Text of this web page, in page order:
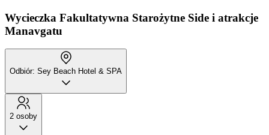
Wycieczka Fakultatywna Starożytne Side i atrakcje
Manavgatu
Odbiór: Sey Beach Hotel & SPA
2 osoby